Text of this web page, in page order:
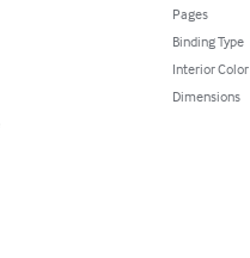
Pages
Binding Type
Interior Color
Dimensions